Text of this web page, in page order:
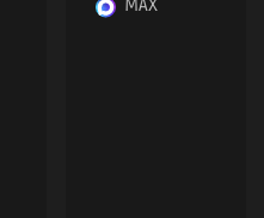
MAX